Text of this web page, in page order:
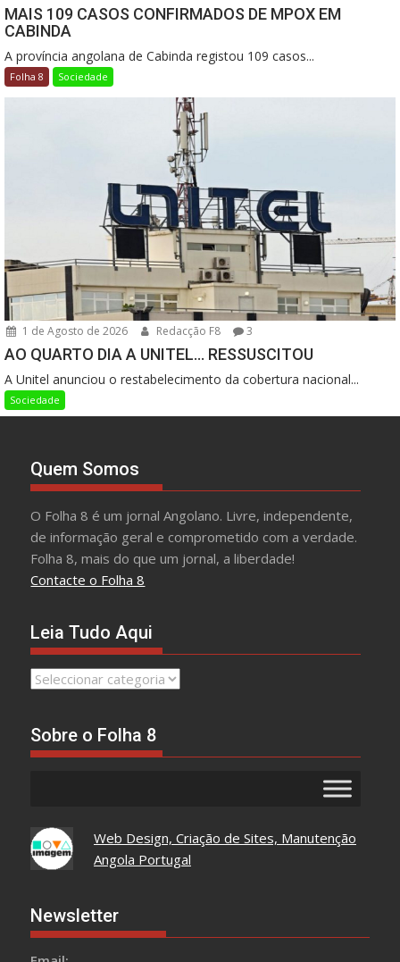
MAIS 109 CASOS CONFIRMADOS DE MPOX EM
CABINDA
A província angolana de Cabinda registou 109 casos...
Folha 8 Sociedade
1 de Agosto de 2026 Redacção F8 3
AO QUARTO DIA A UNITEL… RESSUSCITOU
A Unitel anunciou o restabelecimento da cobertura nacional...
Sociedade
Quem Somos
O Folha 8 é um jornal Angolano. Livre, independente,
de informação geral e comprometido com a verdade.
Folha 8, mais do que um jornal, a liberdade!
Contacte o Folha 8
Leia Tudo Aqui
Leia
Sobre o Folha 8
Web Design, Criação de Sites, Manutenção
Angola Portugal
Newsletter